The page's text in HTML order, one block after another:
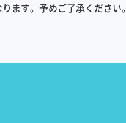
ます。予めご了承ください。